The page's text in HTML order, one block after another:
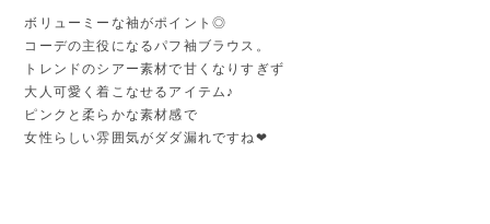
ボリューミーな袖がポイント◎
コーデの主役になるパフ袖ブラウス。
トレンドのシアー素材で甘くなりすぎず
大人可愛く着こなせるアイテム♪
ピンクと柔らかな素材感で
女性らしい雰囲気がダダ漏れですね❤︎